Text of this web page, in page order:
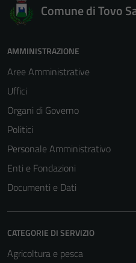
Comune di Tovo
AMMINISTRAZIONE
Aree Amministrative
Uffici
Organi di Governo
Politici
Personale Amministrativo
Enti e Fondazioni
Documenti e Dati
CATEGORIE DI SERVIZIO
Agricoltura e pesca